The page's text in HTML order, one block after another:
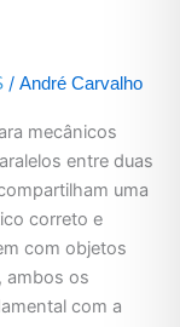
/ André Carvalho
mecânicos
entre duas
uma
correto e
com objetos
ambos os
com a